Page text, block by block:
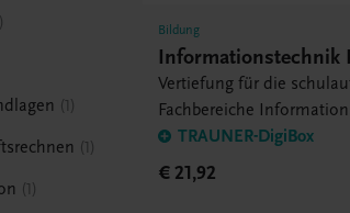
1
1
1
Bildung
Informationstechnik
Vertiefung für die
Fachbereiche
und Mechatronik
TRAUNER-DigiBox
€ 21,92